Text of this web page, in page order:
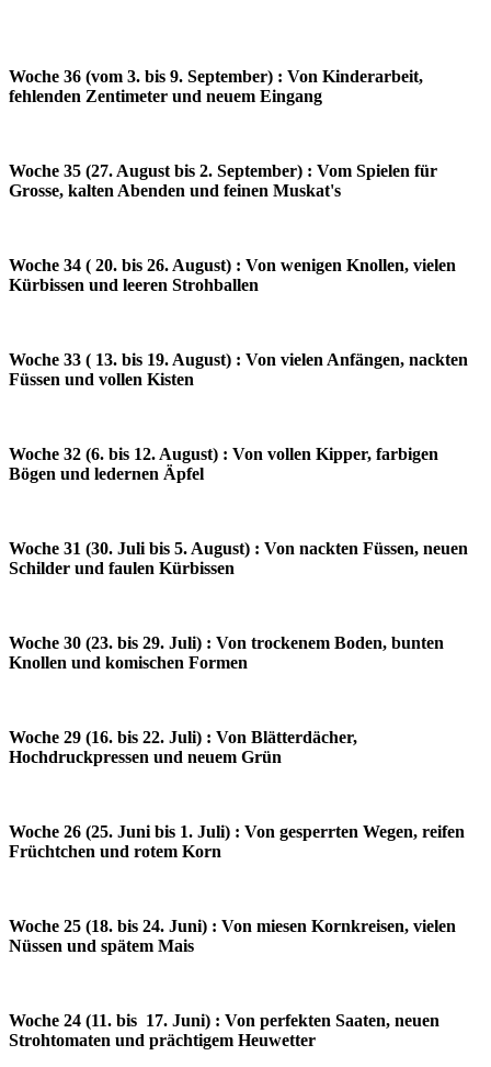
Woche 36 (vom 3. bis 9. September) : Von Kinderarbeit,
fehlenden Zentimeter und neuem Eingang
Woche 35 (27. August bis 2. September) : Vom Spielen für
Grosse, kalten Abenden und feinen Muskat's
Woche 34 ( 20. bis 26. August) : Von wenigen Knollen, vielen
Kürbissen und leeren Strohballen
Woche 33 ( 13. bis 19. August) : Von vielen Anfängen, nackten
Füssen und vollen Kisten
Woche 32 (6. bis 12. August) : Von vollen Kipper, farbigen
Bögen und ledernen Äpfel
Woche 31 (30. Juli bis 5. August) : Von nackten Füssen, neuen
Schilder und faulen Kürbissen
Woche 30 (23. bis 29. Juli) : Von trockenem Boden, bunten
Knollen und komischen Formen
Woche 29 (16. bis 22. Juli) : Von Blätterdächer,
Hochdruckpressen und neuem Grün
Woche 26 (25. Juni bis 1. Juli) : Von gesperrten Wegen, reifen
Früchtchen und rotem Korn
Woche 25 (18. bis 24. Juni) : Von miesen Kornkreisen, vielen
Nüssen und spätem Mais
Woche 24 (11. bis 17. Juni) : Von perfekten Saaten, neuen
Strohtomaten und prächtigem Heuwetter